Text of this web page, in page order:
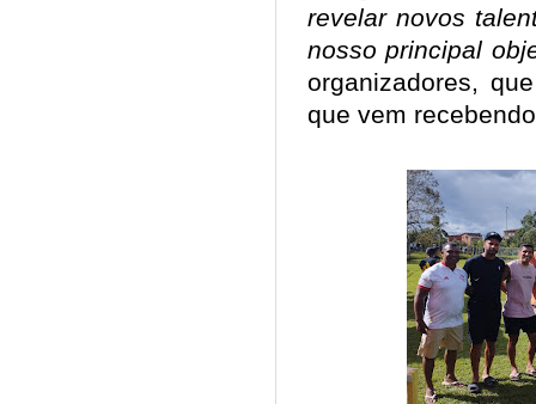
revelar novos
nosso principal
organizadores,
que vem